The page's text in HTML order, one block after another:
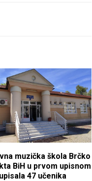
muzička škola Brčko
BiH u prvom upisnom
47 učenika